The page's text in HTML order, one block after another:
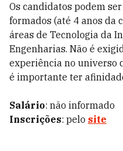
Os candidatos podem
formados (até 4 anos da
áreas de Tecnologia da
Engenharias. Não é
experiência no universo
é importante ter
Salário: não informado
Inscrições: pelo site